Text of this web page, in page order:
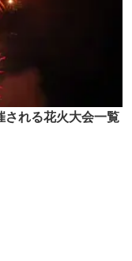
れる花火大会一覧